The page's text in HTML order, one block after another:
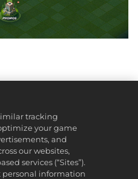
可比
tracking
your game
and
our websites,
services (“Sites”).
personal information